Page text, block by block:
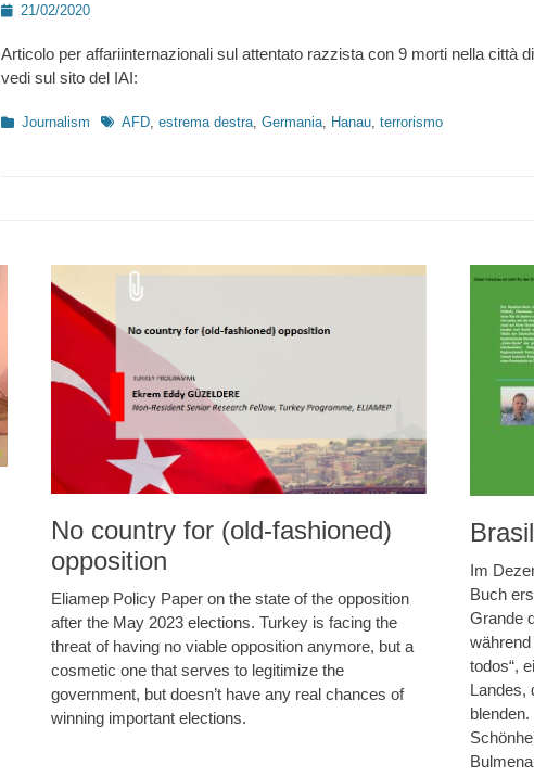
Posted21/02/2020
Articolo per affariinternazionali sul attentato razzista con 9 morti nella città
vedi sul sito del IAI:
Kategorien
Journalism Schlagworte
AFD, estrema destra, Germania, Hanau, terrorismo
No country for (old-fashioned)
opposition
Eliamep Policy Paper on the state of the opposition
after the May 2023 elections. Turkey is facing the
threat of having no viable opposition anymore, but a
cosmetic one that serves to legitimize the
government, but doesn’t have any real chances of
winning important elections.
Im
Buch
Grande
todos“,
Landes,